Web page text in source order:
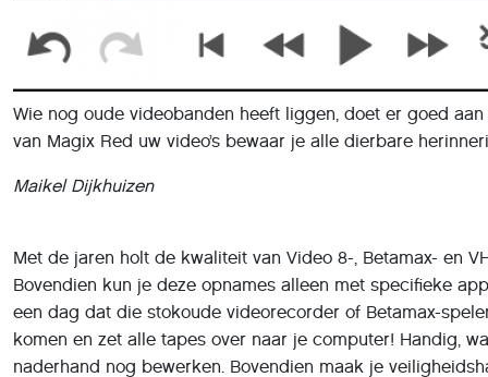
Wie nog oude videobanden heeft liggen, doet er goed
van Magix Red uw video’s bewaar je alle dierbare
Maikel Dijkhuizen
een dag dat die stokoude videorecorder of Betamax-
komen en zet alle tapes over naar je computer! Handig,
naderhand nog bewerken. Bovendien maak je
de videobestanden met bekenden delen.